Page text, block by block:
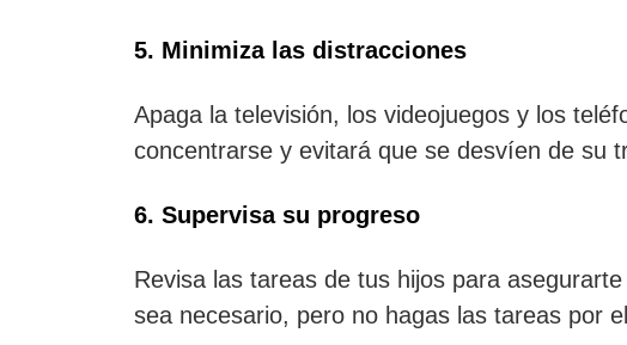
5. Minimiza las distracciones
Apaga la televisión, los videojuegos y los
concentrarse y evitará que se desvíen de su
6. Supervisa su progreso
Revisa las tareas de tus hijos para
sea necesario, pero no hagas las tareas por